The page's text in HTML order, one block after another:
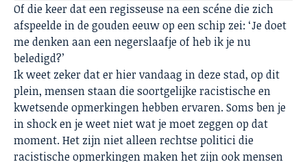
Of die keer dat een regisseuse na een scéne die zich
afspeelde in de gouden eeuw op een schip zei: ‘Je doet
me denken aan een negerslaafje of heb ik je nu
beledigd?’
Ik weet zeker dat er hier vandaag in deze stad, op dit
plein, mensen staan die soortgelijke racistische en
kwetsende opmerkingen hebben ervaren. Soms ben je
in shock en je weet niet wat je moet zeggen op dat
moment. Het zijn niet alleen rechtse politici die
racistische opmerkingen maken het zijn ook mensen